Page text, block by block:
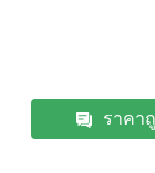
ราคา